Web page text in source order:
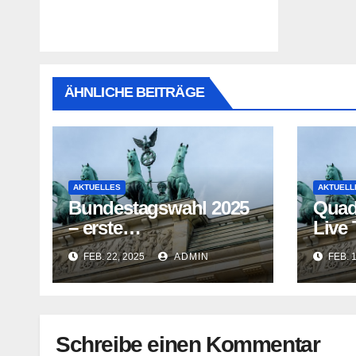
ÄHNLICHE BEITRÄGE
AKTUELLES
Bundestagswahl 2025
– erste
Hochrechnungen und
Prognosen heute
Abend
FEB. 22, 2025 ADMIN
Live
vor
FEB.
Schreibe einen Kommentar